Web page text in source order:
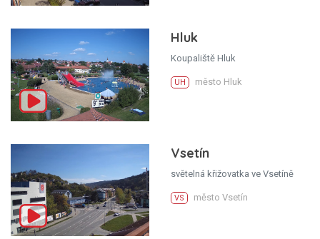
Hluk
Koupaliště Hluk
UH město Hluk
Vsetín
světelná křižovatka ve Vsetíně
VS město Vsetín